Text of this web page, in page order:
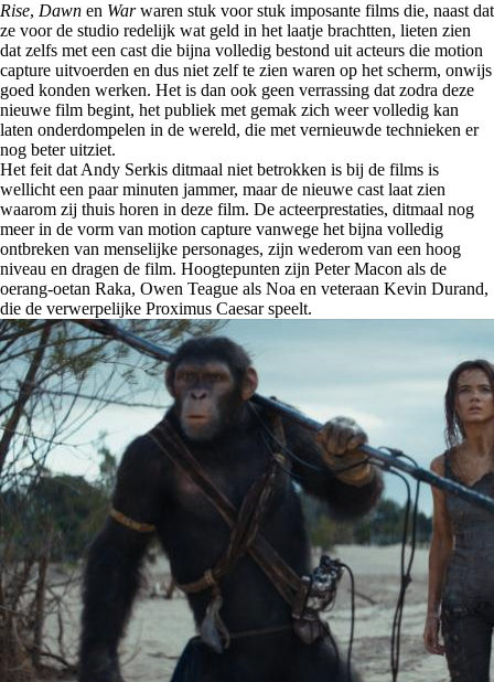
Rise, Dawn en Warwaren stuk voor stuk imposante films die, naast dat
ze voor de studio redelijk wat geld in het laatje brachtten, lieten zien
dat zelfs met een cast die bijna volledig bestond uit acteurs die motion
capture uitvoerden en dus niet zelf te zien waren op het scherm, onwijs
goed konden werken. Het is dan ook geen verrassing dat zodra deze
nieuwe film begint, het publiek met gemak zich weer volledig kan
laten onderdompelen in de wereld, die met vernieuwde technieken er
nog beter uitziet.
Het feit dat Andy Serkis ditmaal niet betrokken is bij de films is
wellicht een paar minuten jammer, maar de nieuwe cast laat zien
waarom zij thuis horen in deze film. De acteerprestaties, ditmaal nog
meer in de vorm van motion capture vanwege het bijna volledig
ontbreken van menselijke personages, zijn wederom van een hoog
niveau en dragen de film. Hoogtepunten zijn Peter Macon als de
oerang-oetan Raka, Owen Teague als Noa en veteraan Kevin Durand,
die de verwerpelijke Proximus Caesar speelt.